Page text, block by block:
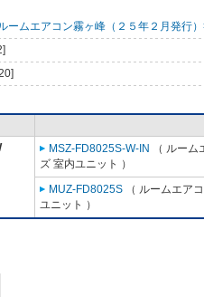
ムエアコン霧ヶ峰（２５年２月発行
MSZ-FD8025S-W-IN
（ ルー
ズ 室内ユニット ）
MUZ-FD8025S （ ルームエア
ユニット ）